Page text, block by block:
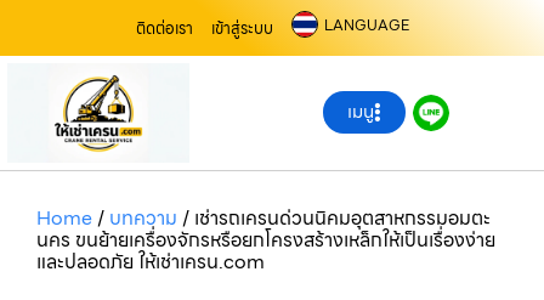
ติดต่อเรา เข้าสู่ระบบ LANGUAGE
เมนู
Home/ บทความ / เช่ารถเครนด่วนนิคมอุตสาหกรรมอมตะ
นคร ขนย้ายเครื่องจักรหรือยกโครงสร้างเหล็กให้เป็นเรื่องง่าย
และปลอดภัย ให้เช่าเครน.com